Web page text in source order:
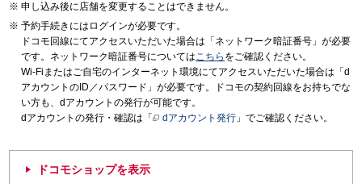
申し込み後に店舗を変更することはできません。
予約手続きにはログインが必要です。
ドコモ回線にてアクセスいただいた場合は「ネットワーク暗証番号」が必要
です。ネットワーク暗証番号についてはこちら をご確認ください。
Wi-Fiまたはご自宅のインターネット環境にてアクセスいただいた場合は「d
アカウントのID／パスワード」が必要です。ドコモの契約回線をお持ちでな
い方も、dアカウントの発行が可能です。
dアカウントの発行・確認は「
dアカウント発行 」でご確認ください。
ドコモショップを表示